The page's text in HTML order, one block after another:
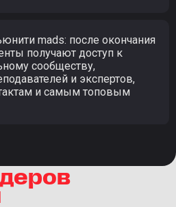
mads: после окончания
получают доступ к
сообществу,
и экспертов,
и самым топовым